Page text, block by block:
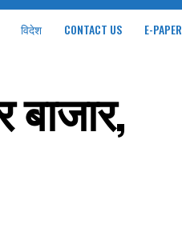
विदेश CONTACT US E-PAPER